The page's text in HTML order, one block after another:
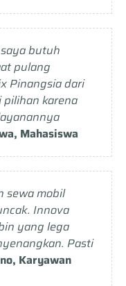
butuh
pulang
Pinangsia dari
karena
Mahasiswa
sewa mobil
Innova
yang lega
Pasti
Karyawan